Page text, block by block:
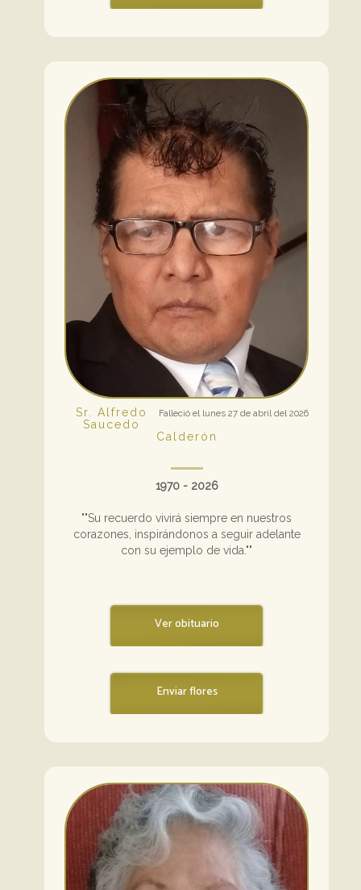
Falleció el lunes 27 de abril del 2026
Sr. Alfredo
Saucedo
Calderón
1970 - 2026
""Su recuerdo vivirá siempre en nuestros
corazones, inspirándonos a seguir adelante
con su ejemplo de vida.""
Ver obituario
Enviar flores